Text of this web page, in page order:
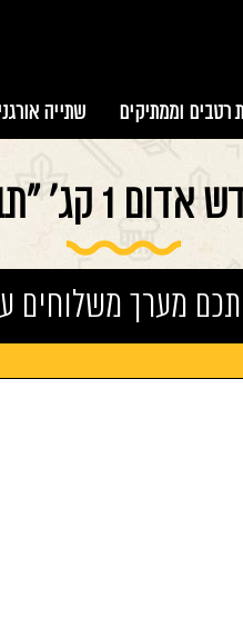
רטבים וממתיקים שתייה
קג' "תבואות"
מערך משלוחים